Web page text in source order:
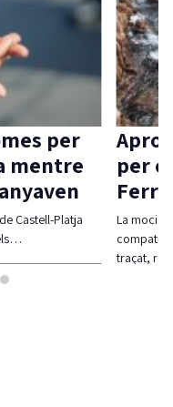
per
mentre
Castell-Platja
per
La moció
traçat,